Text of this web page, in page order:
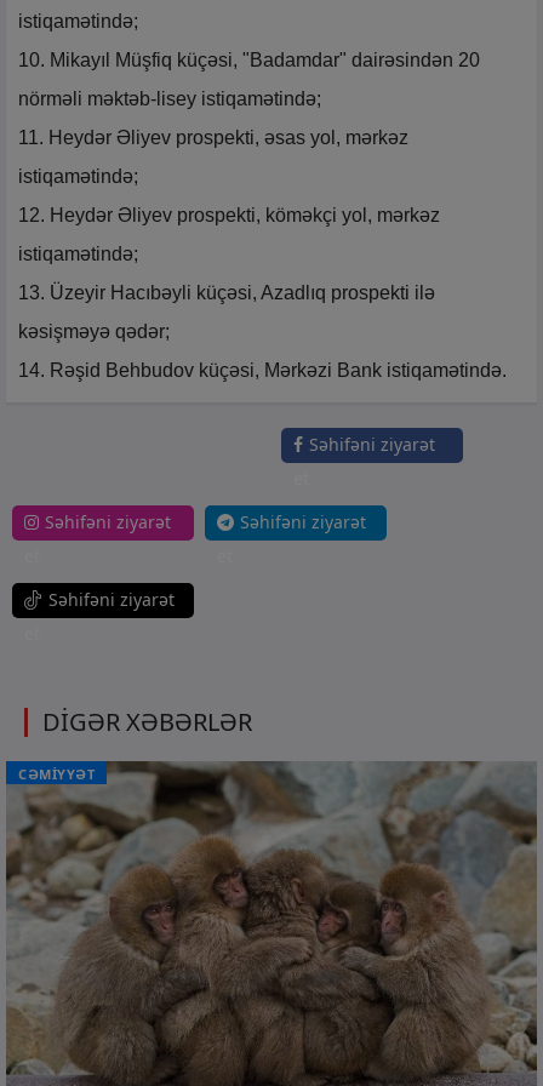
istiqamətində;
10. Mikayıl Müşfiq küçəsi, "Badamdar" dairəsindən 20
nörməli məktəb-lisey istiqamətində;
11. Heydər Əliyev prospekti, əsas yol, mərkəz
istiqamətində;
12. Heydər Əliyev prospekti, köməkçi yol, mərkəz
istiqamətində;
13. Üzeyir Hacıbəyli küçəsi, Azadlıq prospekti ilə
kəsişməyə qədər;
14. Rəşid Behbudov küçəsi, Mərkəzi Bank istiqamətində.
Səhifəni ziyarət
Səhifəni ziyarət
Səhifəni ziyarət
Səhifəni ziyarət
DİGƏR XƏBƏRLƏR
CƏMİYYƏT